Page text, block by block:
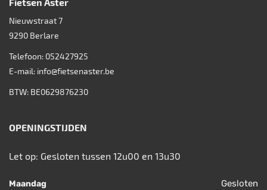
Fietsen Aster
Nieuwstraat 7
9290 Berlare
Telefoon: 052427925
E-mail: info@fietsenaster.be
BTW: BE0629876230
OPENINGSTIJDEN
Let op: Gesloten tussen 12u00 en 13u30
Maandag Gesloten